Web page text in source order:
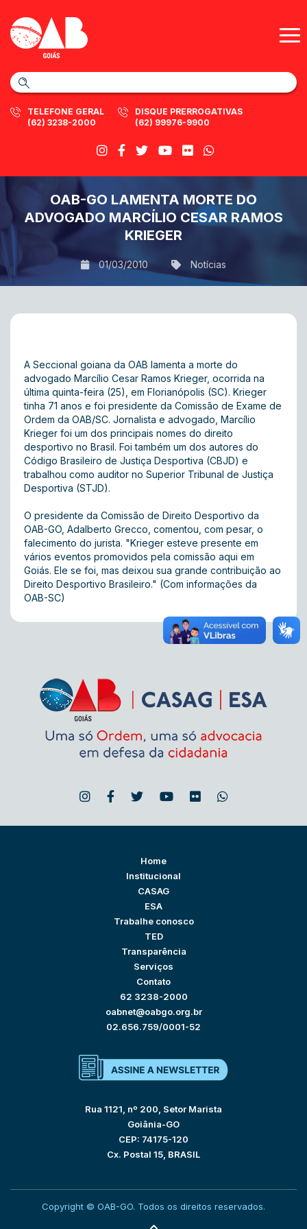
TELEFONE GERAL
(62) 3238-2000
DISQUE PRERROGATIVAS
(62) 99976-9900
OAB-GO LAMENTA MORTE DO
ADVOGADO MARCÍLIO CESAR RAMOS
KRIEGER
01/03/2010 Notícias
A Seccional goiana da OAB lamenta a morte do
advogado Marcílio Cesar Ramos Krieger, ocorrida na
última quinta-feira (25), em Florianópolis (SC). Krieger
tinha 71 anos e foi presidente da Comissão de Exame de
Ordem da OAB/SC. Jornalista e advogado, Marcílio
Krieger foi um dos principais nomes do direito
desportivo no Brasil. Foi também um dos autores do
Código Brasileiro de Justiça Desportiva (CBJD) e
trabalhou como auditor no Superior Tribunal de Justiça
Desportiva (STJD).
O presidente da Comissão de Direito Desportivo da
OAB-GO, Adalberto Grecco, comentou, com pesar, o
falecimento do jurista. "Krieger esteve presente em
vários eventos promovidos pela comissão aqui em
Goiás. Ele se foi, mas deixou sua grande contribuição ao
Direito Desportivo Brasileiro." (Com informações da
OAB-SC)
Home
Institucional
CASAG
ESA
Trabalhe conosco
TED
Transparência
Serviços
Contato
62 3238-2000
oabnet@oabgo.org.br
02.656.759/0001-52
Rua 1121, nº 200, Setor Marista
Goiânia-GO
CEP: 74175-120
Cx. Postal 15, BRASIL
Copyright © OAB-GO. Todos os direitos reservados.